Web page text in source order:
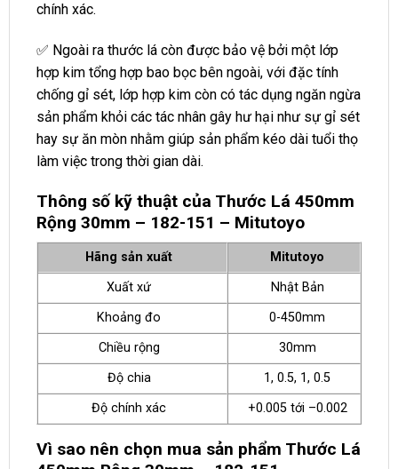
chính xác.
✅ Ngoài ra thước lá còn được bảo vệ bởi một lớp
hợp kim tổng hợp bao bọc bên ngoài, với đặc tính
chống gỉ sét, lớp hợp kim còn có tác dụng ngăn ngừa
sản phẩm khỏi các tác nhân gây hư hại như sự gỉ sét
hay sự ăn mòn nhằm giúp sản phẩm kéo dài tuổi thọ
làm việc trong thời gian dài.
Thông số kỹ thuật của Thước Lá 450mm
Rộng 30mm – 182-151 – Mitutoyo
Hãng sản xuất
Mitutoyo
Xuất xứ
Nhật Bản
Khoảng đo
0-450mm
Chiều rộng
30mm
Độ chia
1, 0.5, 1, 0.5
Độ chính xác
+0.005 tới –0.002
Vì sao nên chọn mua sản phẩm Thước Lá